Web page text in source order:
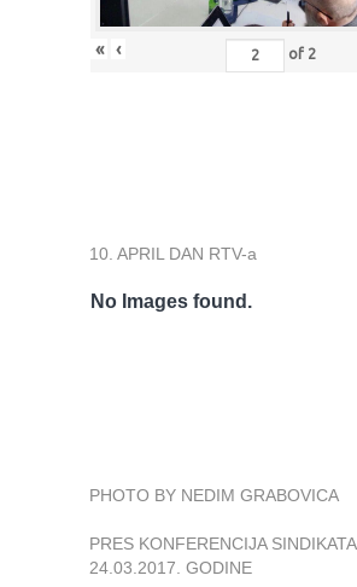
« ‹ of 2
10. APRIL DAN RTV-a
No Images found.
PHOTO BY NEDIM GRABOVICA
PRES KONFERENCIJA SINDIKATA
24.03.2017. GODINE